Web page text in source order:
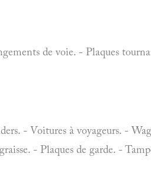
de voie. - Plaques
- Voitures à voyageurs. -
- Plaques de garde. -